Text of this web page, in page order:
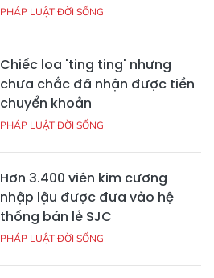
PHÁP LUẬT ĐỜI SỐNG
Chiếc loa 'ting ting' nhưng
chưa chắc đã nhận được tiền
chuyển khoản
PHÁP LUẬT ĐỜI SỐNG
Hơn 3.400 viên kim cương
nhập lậu được đưa vào hệ
thống bán lẻ SJC
PHÁP LUẬT ĐỜI SỐNG